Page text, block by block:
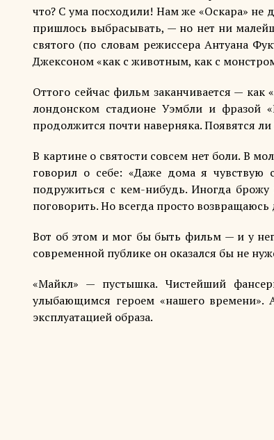
что? С ума посходили! Нам же «Оскара» не
пришлось выбрасывать, — но нет ни
святого (по словам режиссера Антуана
Джексоном «как с животным, как с
Оттого сейчас фильм заканчивается —
лондонском стадионе Уэмбли и фразой
продолжится почти наверняка. Появятся
В картине о святости совсем нет боли. В
говорил о себе: «Даже дома я
подружиться с кем-нибудь. Иногда
поговорить. Но всегда просто
Вот об этом и мог бы быть фильм — и у
современной публике он оказался бы не
«Майкл» — пустышка. Чистейший
улыбающимся героем «нашего времени».
эксплуатацией образа.